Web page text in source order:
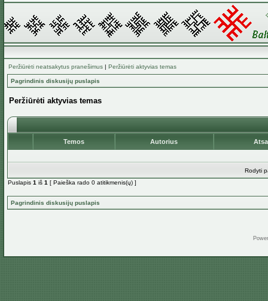
Peržiūrėti neatsakytus pranešimus | Peržiūrėti aktyvias temas
Pagrindinis diskusijų puslapis
Peržiūrėti aktyvias temas
Temos Autorius
Rodyti
Puslapis 1 iš 1 [ Paieška rado 0 atitikmenis(ų) ]
Pagrindinis diskusijų puslapis